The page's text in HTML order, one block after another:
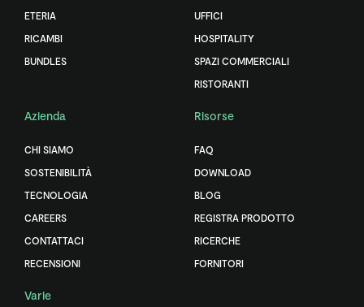
ETERIA
RICAMBI
BUNDLES
UFFICI
HOSPITALITY
SPAZI COMMERCIALI
RISTORANTI
Azienda
CHI SIAMO
SOSTENIBILITÀ
TECNOLOGIA
CAREERS
CONTATTACI
RECENSIONI
Risorse
FAQ
DOWNLOAD
BLOG
REGISTRA PRODOTTO
RICERCHE
FORNITORI
Varie